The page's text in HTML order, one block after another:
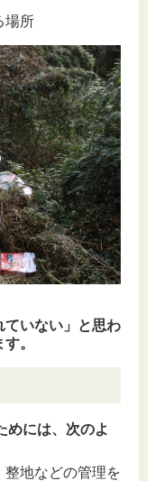
場所
ていない」と思わ
。
めには、次のよ
整地などの管理を